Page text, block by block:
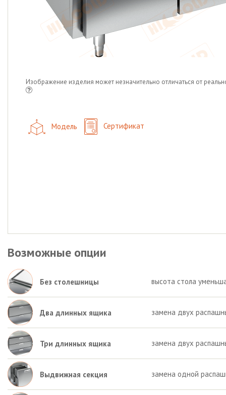
Изображение изделия может незначительно отличаться от
Модель Сертификат
Возможные опции
Без столешницы высота стола
Два длинных ящика замена двух
Три длинных ящика замена двух
Выдвижная секция замена одной